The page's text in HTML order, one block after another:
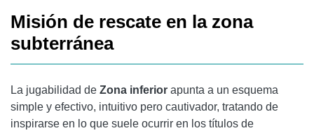
Misión de rescate en la zona
subterránea
La jugabilidad de Zona inferior apunta a un esquema
simple y efectivo, intuitivo pero cautivador, tratando de
inspirarse en lo que suele ocurrir en los títulos de